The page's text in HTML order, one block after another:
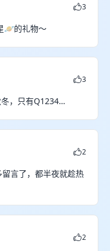
3
🪐的礼物～
3
，只有Q1234…
2
言了，都半夜就趁热
2